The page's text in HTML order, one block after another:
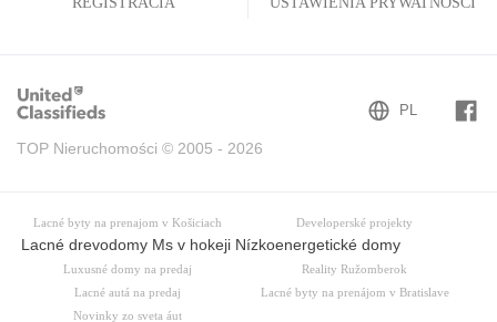
TOP Nieruchomości © 2005 - 2026
Lacné byty na prenajom v Košiciach Developerské projekty
Lacné drevodomy Ms v hokeji Nízkoenergetické domy
Luxusné domy na predaj
Reality Ružomberok
Lacné autá na predaj
Lacné byty na prenájom v Bratislave
Novinky zo sveta áut